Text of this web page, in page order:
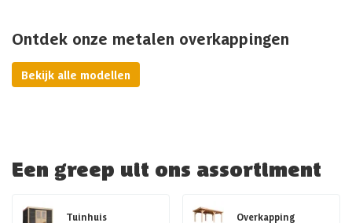
Ontdek onze metalen overkappingen
Bekijk alle modellen
Een greep uit ons assortiment
Tuinhuis Overkapping